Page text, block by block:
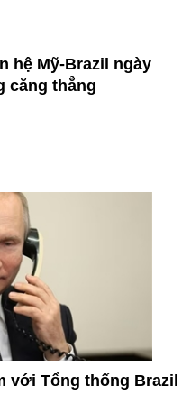
hệ Mỹ-Brazil ngày
căng thẳng
với Tổng thống Brazil